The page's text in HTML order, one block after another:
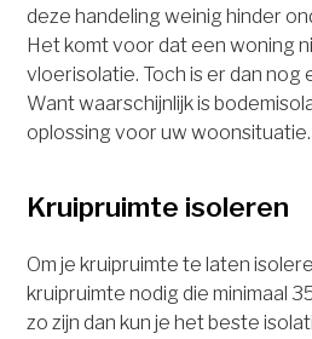
deze handeling weinig hinder
Het komt voor dat een woning
vloerisolatie. Toch is er dan nog
Want waarschijnlijk is
oplossing voor uw woonsituatie.
Kruipruimte isoleren
Om je kruipruimte te laten
kruipruimte nodig die minimaal
zo zijn dan kun je het beste